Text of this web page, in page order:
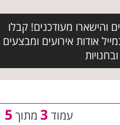
והישארו מעודכנים! קבלו
אודות אירועים ומבצעים
עמוד3 מתוך 5